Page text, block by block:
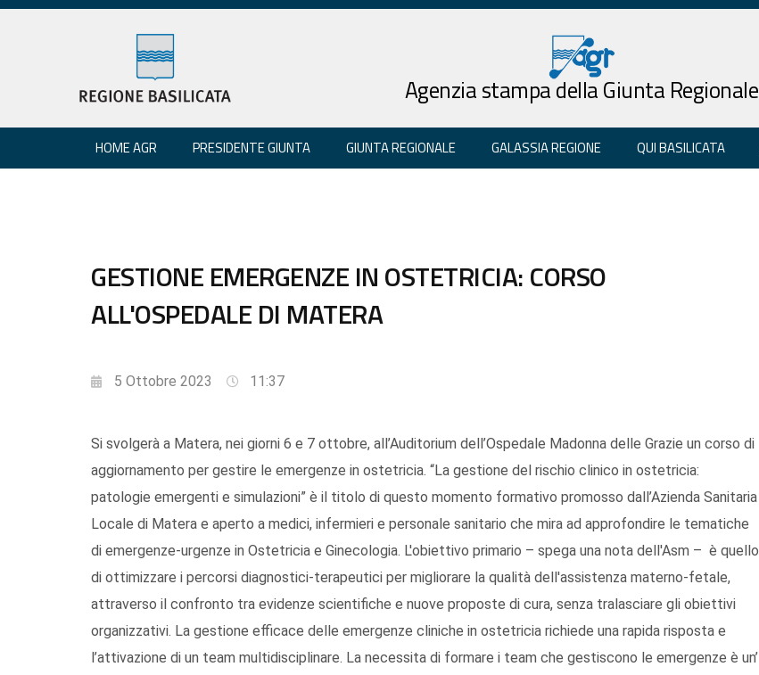
Agenzia stampa della Giunta Regionale
HOME AGR PRESIDENTE GIUNTA GIUNTA REGIONALE GALASSIA REGIONE QUI BASILICATA
GESTIONE EMERGENZE IN OSTETRICIA: CORSO
ALL'OSPEDALE DI MATERA
5 Ottobre 2023 11:37
Si svolgerà a Matera, nei giorni 6 e 7 ottobre, all’Auditorium dell’Ospedale Madonna delle Grazie un corso di
aggiornamento per gestire le emergenze in ostetricia. “La gestione del rischio clinico in ostetricia:
patologie emergenti e simulazioni” è il titolo di questo momento formativo promosso dall’Azienda Sanitaria
Locale di Matera e aperto a medici, infermieri e personale sanitario che mira ad approfondire le tematiche
di emergenze-urgenze in Ostetricia e Ginecologia. L'obiettivo primario – spega una nota dell'Asm – è quello
di ottimizzare i percorsi diagnostici-terapeutici per migliorare la qualità dell'assistenza materno-fetale,
attraverso il confronto tra evidenze scientifiche e nuove proposte di cura, senza tralasciare gli obiettivi
organizzativi. La gestione efficace delle emergenze cliniche in ostetricia richiede una rapida risposta e
l’attivazione di un team multidisciplinare. La necessita di formare i team che gestiscono le emergenze è un’